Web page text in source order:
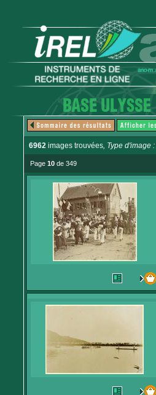
6962 images trouvées, Type d'image :
Page 10 de 349